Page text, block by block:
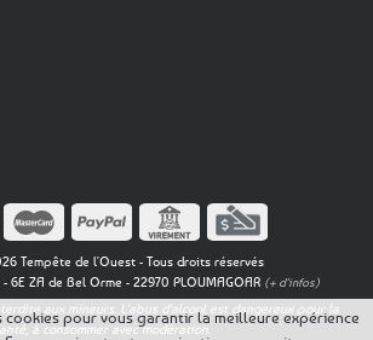
Tempête de l'Ouest - Tous droits réservés
6E ZA de Bel Orme - 22970 PLOUMAGOAR (+ d'infos)
aux mineurs. L'abus d'alcool est dangereux pour la
à consommer avec modération.
cookies pour vous garantir la meilleure expérience